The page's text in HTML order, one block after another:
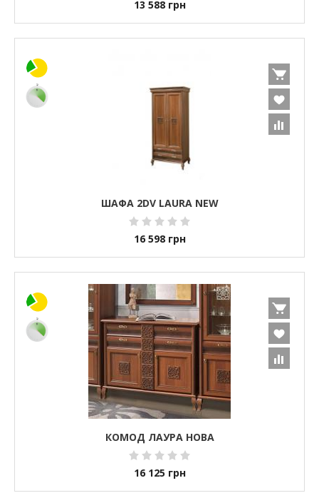
13 588 грн
ШАФА 2DV LAURA NEW
16 598 грн
КОМОД ЛАУРА НОВА
16 125 грн